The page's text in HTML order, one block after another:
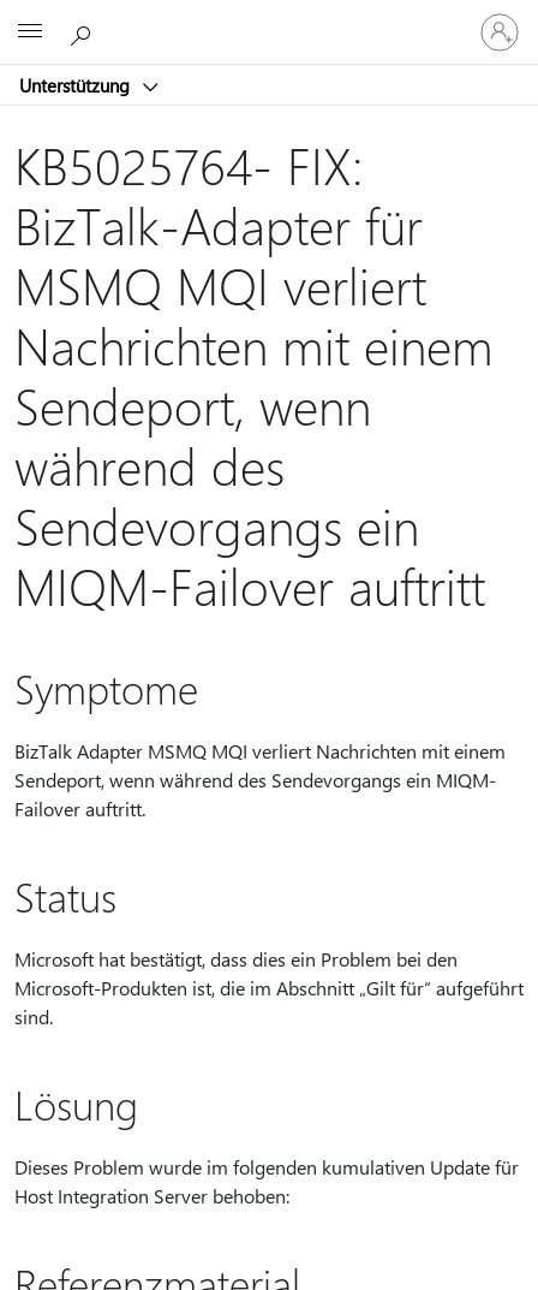
Unterstützung
Bei
Ihrem
Konto
KB5025764- FIX:
BizTalk-Adapter für
MSMQ MQI verliert
Nachrichten mit einem
Sendeport, wenn
während des
Sendevorgangs ein
MIQM-Failover auftritt
Symptome
BizTalk Adapter MSMQ MQI verliert Nachrichten mit einem
Sendeport, wenn während des Sendevorgangs ein MIQM-
Failover auftritt.
Status
Microsoft hat bestätigt, dass dies ein Problem bei den
Microsoft-Produkten ist, die im Abschnitt „Gilt für“ aufgeführt
sind.
Lösung
Dieses Problem wurde im folgenden kumulativen Update für
Host Integration Server behoben: